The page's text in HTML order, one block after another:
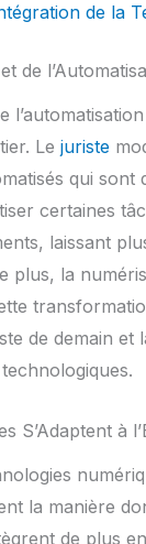
de la
de
Le juriste
qui
certaines
laissant
plus, la
de demain
S’Adaptent à
la manière
de plus